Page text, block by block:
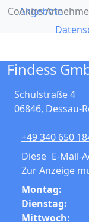
Angebote
Findess
Schulstraße 4
06846, Dessau-
+49 340 650
Diese E-
Zur Anzeige
Montag:
Dienstag:
Mittwoch:
Cookies